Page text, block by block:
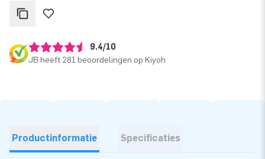
9.4/10
JB heeft 281 beoordelingen op Kiyoh
Productinformatie Specificaties